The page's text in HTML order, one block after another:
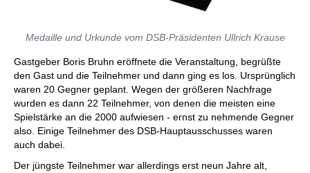
Medaille und Urkunde vom DSB-Präsidenten Ullrich Krause
Gastgeber Boris Bruhn eröffnete die Veranstaltung, begrüßte
den Gast und die Teilnehmer und dann ging es los. Ursprünglich
waren 20 Gegner geplant. Wegen der größeren Nachfrage
wurden es dann 22 Teilnehmer, von denen die meisten eine
Spielstärke an die 2000 aufwiesen - ernst zu nehmende Gegner
also. Einige Teilnehmer des DSB-Hauptausschusses waren
auch dabei.
Der jüngste Teilnehmer war allerdings erst neun Jahre alt,